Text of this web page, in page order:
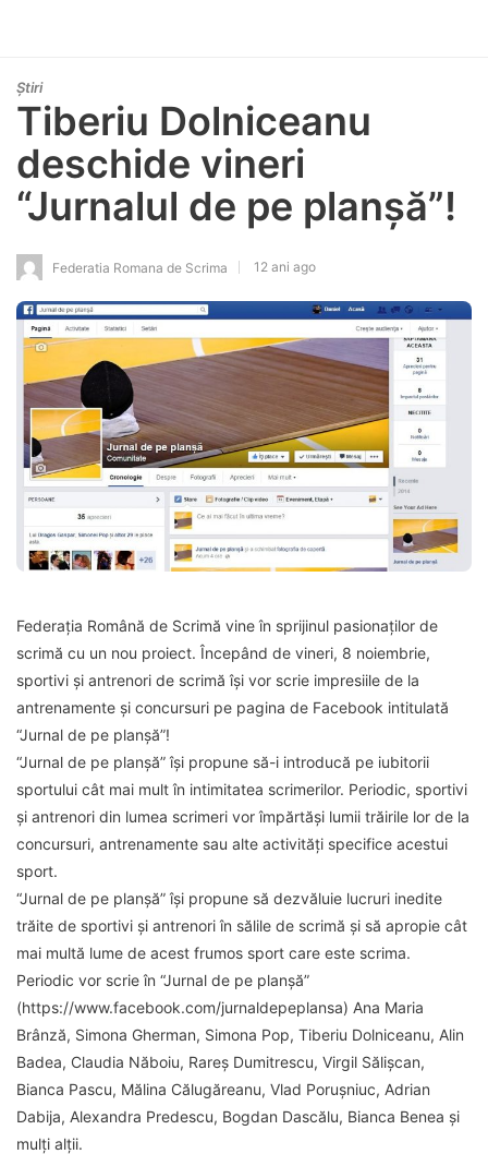
Știri
Tiberiu Dolniceanu
deschide vineri
“Jurnalul de pe planșă”!
Federatia Romana de Scrima 12 ani ago
Federația Română de Scrimă vine în sprijinul pasionaților de
scrimă cu un nou proiect. Începând de vineri, 8 noiembrie,
sportivi și antrenori de scrimă își vor scrie impresiile de la
antrenamente și concursuri pe pagina de Facebook intitulată
“Jurnal de pe planșă”!
“Jurnal de pe planșă” își propune să-i introducă pe iubitorii
sportului cât mai mult în intimitatea scrimerilor. Periodic, sportivi
și antrenori din lumea scrimeri vor împărtăși lumii trăirile lor de la
concursuri, antrenamente sau alte activități specifice acestui
sport.
“Jurnal de pe planșă” își propune să dezvăluie lucruri inedite
trăite de sportivi și antrenori în sălile de scrimă și să apropie cât
mai multă lume de acest frumos sport care este scrima.
Periodic vor scrie în “Jurnal de pe planșă”
(https://www.facebook.com/jurnaldepeplansa) Ana Maria
Brânză, Simona Gherman, Simona Pop, Tiberiu Dolniceanu, Alin
Badea, Claudia Năboiu, Rareș Dumitrescu, Virgil Sălișcan,
Bianca Pascu, Mălina Călugăreanu, Vlad Porușniuc, Adrian
Dabija, Alexandra Predescu, Bogdan Dascălu, Bianca Benea și
mulți alții.